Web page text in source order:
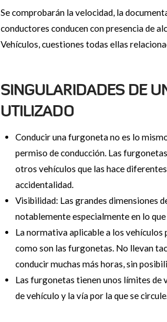
Se comprobarán la velocidad, la
conductores conducen con presencia de
Vehículos, cuestiones todas ellas
SINGULARIDADES DE
UTILIZADO
Conducir una furgoneta no es lo
permiso de conducción. Las
otros vehículos que las hace
accidentalidad.
Visibilidad: Las grandes dimensiones
notablemente especialmente en lo
La normativa aplicable a los
como son las furgonetas. No llevan
conducir muchas más horas, sin
Las furgonetas tienen unos límites de
de vehículo y la vía por la que se